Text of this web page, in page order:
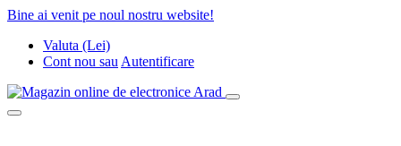
Bine ai venit pe noul nostru website!
Valuta (Lei)
Cont nou sau Autentificare